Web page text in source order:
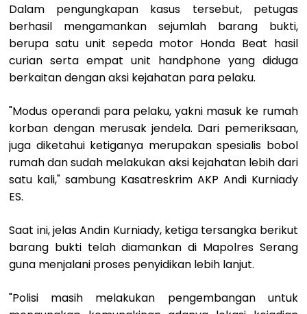
Dalam pengungkapan kasus tersebut, petugas
berhasil mengamankan sejumlah barang bukti,
berupa satu unit sepeda motor Honda Beat hasil
curian serta empat unit handphone yang diduga
berkaitan dengan aksi kejahatan para pelaku.
"Modus operandi para pelaku, yakni masuk ke rumah
korban dengan merusak jendela. Dari pemeriksaan,
juga diketahui ketiganya merupakan spesialis bobol
rumah dan sudah melakukan aksi kejahatan lebih dari
satu kali," sambung Kasatreskrim AKP Andi Kurniady
ES.
Saat ini, jelas Andin Kurniady, ketiga tersangka berikut
barang bukti telah diamankan di Mapolres Serang
guna menjalani proses penyidikan lebih lanjut.
"Polisi masih melakukan pengembangan untuk